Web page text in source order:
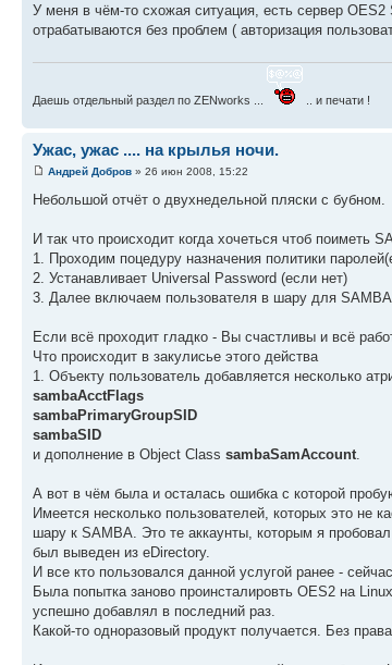
У меня в чём-то схожая ситуация, есть сервер
отрабатываются без проблем ( авторизация
Даешь отдельный раздел по ZENworks ... .. и печати !
Ужас, ужас .... на крылья ночи.
Андрей Добров » 26 июн 2008, 15:22
Небольшой отчёт о двухнедельной пляски с бубном.
И так что происходит когда хочеться чтоб поиметь
1. Проходим поцедуру назначения политики
2. Устанавливает Universal Password (если нет)
3. Далее включаем пользователя в шару для SAMBA.
Если всё проходит гладко - Вы счастливы и всё
Что происходит в закулисье этого действа
1. Объекту пользователь добавляется несколько
sambaAcctFlags
sambaPrimaryGroupSID
sambaSID
и дополнение в Object Class sambaSamAccount
А вот в чём была и осталась ошибка с которой
Имеется несколько пользователей, которых это не
шару к SAMBA. Это те аккаунты, которым я
был выведен из eDirectory.
И все кто пользовался данной услугой ранее -
Была попытка заново проинсталировть OES2 на
успешно добавлял в последний раз.
Какой-то одноразовый продукт получается. Без